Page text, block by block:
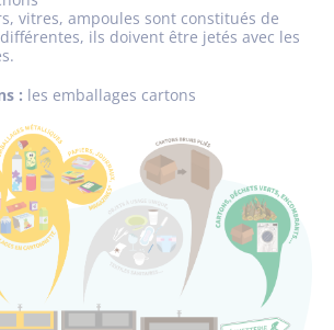
vitres, ampoules sont constitués de
ils doivent être jetés avec les
: les emballages cartons